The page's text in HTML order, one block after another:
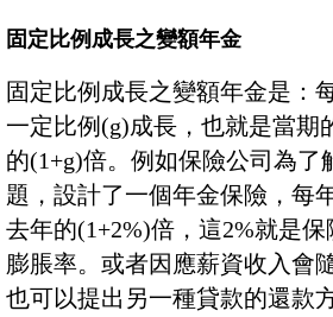
固定比例成長之變額年金
固定比例成長之變額年金是：
一定比例(g)成長，也就是當期
的(1+g)倍。例如保險公司為了
題，設計了一個年金保險，每
去年的(1+2%)倍，這2%就是
膨脹率。或者因應薪資收入會
也可以提出另一種貸款的還款